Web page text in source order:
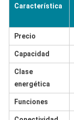
Característica
Precio
Capacidad
Clase
energética
Funciones